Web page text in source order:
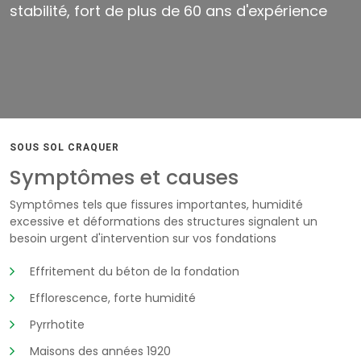
stabilité, fort de plus de 60 ans d'expérience
SOUS SOL CRAQUER
Symptômes et causes
Symptômes tels que fissures importantes, humidité
excessive et déformations des structures signalent un
besoin urgent d'intervention sur vos fondations
Effritement du béton de la fondation
Efflorescence, forte humidité
Pyrrhotite
Maisons des années 1920